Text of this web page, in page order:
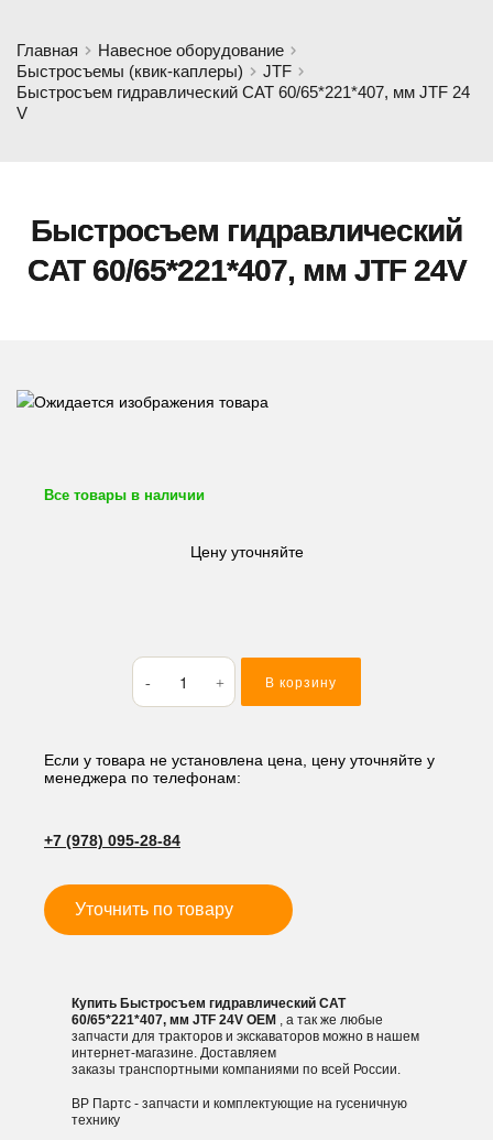
Главная
Навесное оборудование
Быстросъемы (квик-каплеры)
JTF
Быстросъем гидравлический CAT 60/65*221*407, мм JTF 24
V
Быстросъем гидравлический
CAT 60/65*221*407, мм JTF 24V
Все товары в наличии
Цену уточняйте
Количество
товара
Быстросъем
CAT
60/65*221*407,
24V
В корзину
Если у товара не установлена цена, цену уточняйте у
менеджера по телефонам:
+7 (978) 095-28-84
Уточнить по товару
Купить Быстросъем гидравлический CAT
60/65*221*407, мм JTF 24V OEM , а так же любые
запчасти для тракторов и экскаваторов можно в нашем
интернет-магазине. Доставляем
заказы транспортными компаниями по всей России.
ВР Партс - запчасти и комплектующие на гусеничную
технику